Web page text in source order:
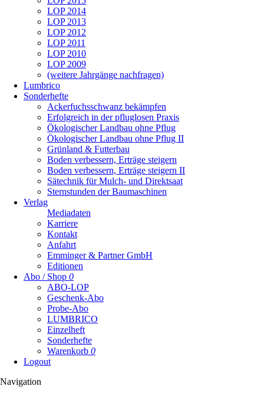
LOP 2014
LOP 2013
LOP 2012
LOP 2011
LOP 2010
LOP 2009
(weitere Jahrgänge nachfragen)
Lumbrico
Sonderhefte
Ackerfuchsschwanz bekämpfen
Erfolgreich in der pfluglosen Praxis
Ökologischer Landbau ohne Pflug
Ökologischer Landbau ohne Pflug II
Grünland & Futterbau
Boden verbessern, Erträge steigern
Boden verbessern, Erträge steigern II
Sätechnik für Mulch- und Direktsaat
Sternstunden der Baumaschinen
Verlag
Mediadaten
Karriere
Kontakt
Anfahrt
Emminger & Partner GmbH
Editionen
Abo / Shop 0
ABO-LOP
Geschenk-Abo
Probe-Abo
LUMBRICO
Einzelheft
Sonderhefte
Warenkorb 0
Logout
Navigation